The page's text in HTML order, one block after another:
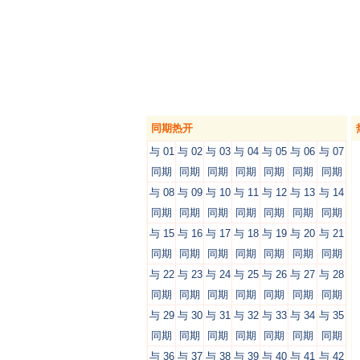
同期热开
与 01
同期
与 02
同期
与 03
同期
与 04
同期
与 05
同期
与 06
同期
与 07
同期
与 08
同期
与 09
同期
与 10
同期
与 11
同期
与 12
同期
与 13
同期
与 14
同期
与 15
同期
与 16
同期
与 17
同期
与 18
同期
与 19
同期
与 20
同期
与 21
同期
与 22
同期
与 23
同期
与 24
同期
与 25
同期
与 26
同期
与 27
同期
与 28
同期
与 29
同期
与 30
同期
与 31
同期
与 32
同期
与 33
同期
与 34
同期
与 35
同期
与 36 与 37 与 38 与 39 与 40 与 41 与 42